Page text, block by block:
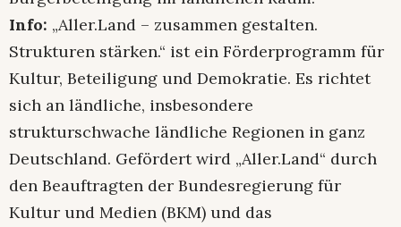
Info: „Aller.Land – zusammen gestalten.
Strukturen stärken.“ ist ein Förderprogramm für
Kultur, Beteiligung und Demokratie. Es richtet
sich an ländliche, insbesondere
strukturschwache ländliche Regionen in ganz
Deutschland. Gefördert wird „Aller.Land“ durch
den Beauftragten der Bundesregierung für
Kultur und Medien (BKM) und das